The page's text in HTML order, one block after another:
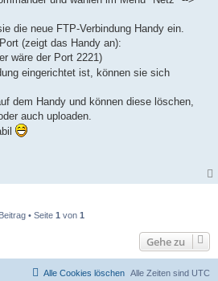
die neue FTP-Verbindung Handy ein.
(zeigt das Handy an):
wäre der Port 2221)
eingerichtet ist, können sie sich
dem Handy und können diese löschen,
auch uploaden.
• Seite 1 von 1
Gehe zu
Alle Zeiten sind UTC
Alle Cookies löschen